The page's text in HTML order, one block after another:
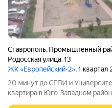
Ставрополь, Промышленный
Родосская улица,13
ЖК «Европейский-2», 1 квартал
20 минут до СГПИ и
квартира в Юго-Западном